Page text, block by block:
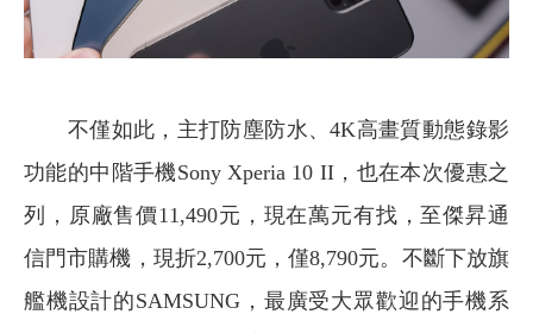
不僅如此，主打防塵防水、4K高畫質動態錄影
功能的中階手機Sony Xperia 10 II，也在本次優惠之
列，原廠售價11,490元，現在萬元有找，至傑昇通
信門市購機，現折2,700元，僅8,790元。不斷下放旗
艦機設計的SAMSUNG，最廣受大眾歡迎的手機系